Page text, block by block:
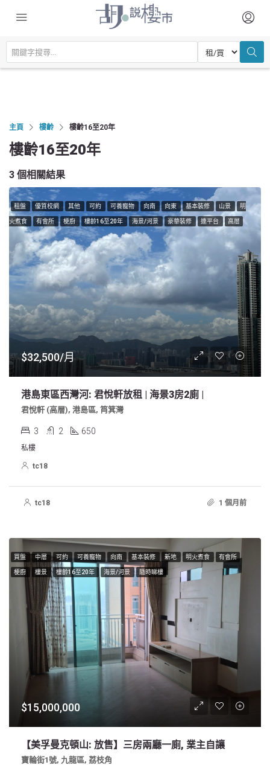
主頁 樓齡 樓齡16至20年
樓齡16至20年
3 個相關結果
租盤 優質校網 其他 可約 可養寵物 向南 向東 基本裝修 山景 明
火煮食 有會所 梗廚 樓齡16至20年 海景/河景 豪華裝修 連平台 高層
$32,500/月
港島東區西灣河: 君悅軒放租 | 海景3房2廁 |
君悅軒 (高層), 港島區, 筲箕灣
3 2 650
私樓
tc18
tc18 1 個月前
買盤 中層 可約 可養寵物 向南 基本裝修 新地 明火煮食 有會所
梗廚 樓景 樓齡16至20年 海景/河景 隨時睇樓
$15,000,000
【美孚曼克頓山: 放售】三房兩廳一廁, 業主自讓
寶輪街1號, 九龍區, 荔枝角